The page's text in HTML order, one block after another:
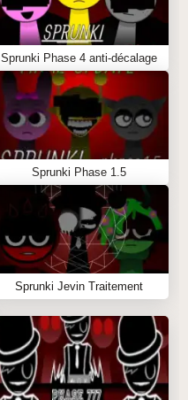
Sprunki Phase 4 anti-décalage
Sprunki Phase 1.5
Sprunki Jevin Traitement